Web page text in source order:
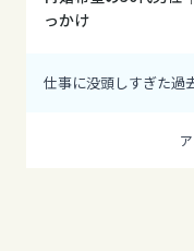
っかけ
仕事に没頭しすぎた過